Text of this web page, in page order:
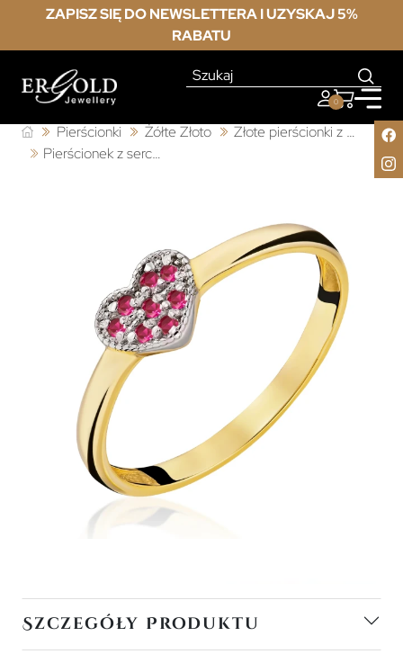
ZAPISZ SIĘ DO NEWSLETTERA I UZYSKAJ 5%
RABATU
0
Pierścionki Żółte Złoto
Złote pierścionki z cyrkonią
Pierścionek z sercem 333 czerwone cyrkonie
Szczegóły Produktu